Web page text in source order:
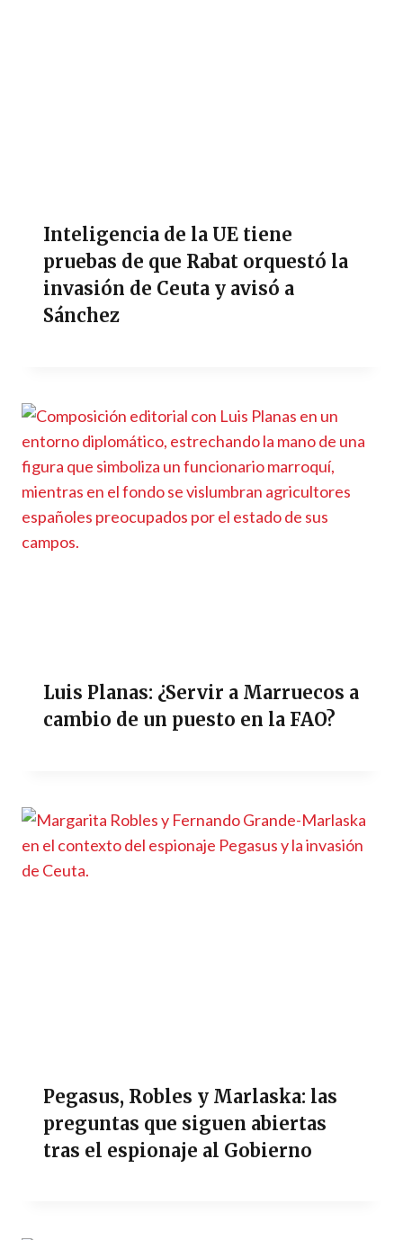
Inteligencia de la UE tiene
pruebas de que Rabat orquestó la
invasión de Ceuta y avisó a
Sánchez
Luis Planas: ¿Servir a Marruecos a
cambio de un puesto en la FAO?
Pegasus, Robles y Marlaska: las
preguntas que siguen abiertas
tras el espionaje al Gobierno